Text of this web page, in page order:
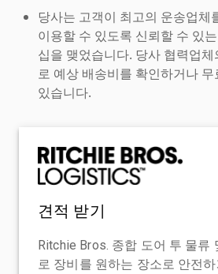
당사는 고객이 최고의 운송업체
이용할 수 있도록 신뢰할 수 있
십을 맺었습니다. 당사 협력업
로 예상 배송비를 확인하거나
있습니다.
견적 받기
Ritchie Bros. 종합 도어 투 물류
로 장비를 원하는 장소로 안전하